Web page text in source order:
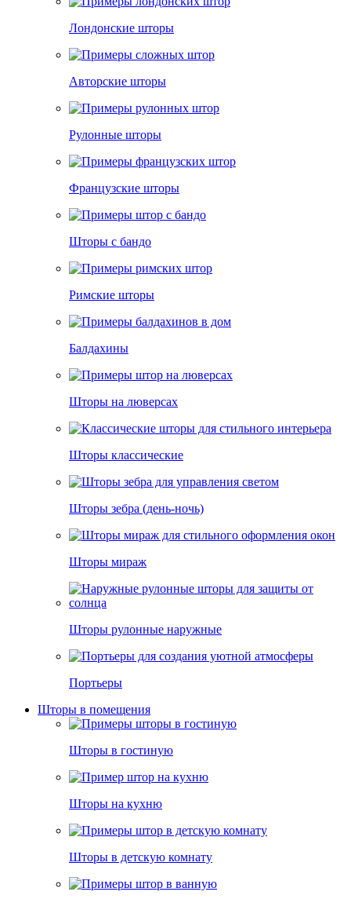
Лондонские шторы
Авторские шторы
Рулонные шторы
Французские шторы
Шторы с бандо
Римские шторы
Балдахины
Шторы на люверсах
Шторы классические
Шторы зебра (день-ночь)
Шторы мираж
Шторы рулонные наружные
Портьеры
Шторы в помещения
Шторы в гостиную
Шторы на кухню
Шторы в детскую комнату